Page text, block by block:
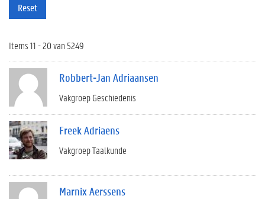
Reset
Items 11 - 20 van 5249
Robbert-Jan Adriaansen
Vakgroep Geschiedenis
Freek Adriaens
Vakgroep Taalkunde
Marnix Aerssens